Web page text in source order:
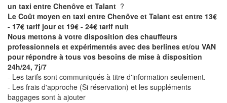
un taxi entre Chenôve et Talant ?
Le Coût moyen en taxi entre Chenôve et Talant est entre 13€
- 17€ tarif jour et 19€ - 24€ tarif nuit
Nous mettons à votre disposition des chauffeurs
professionnels et expérimentés avec des berlines et/ou VAN
pour répondre à tous vos besoins de mise à disposition
24h/24, 7j/7
- Les tarifs sont communiqués à titre d'information seulement.
- Les frais d'approche (Si réservation) et les suppléments
baggages sont à ajouter